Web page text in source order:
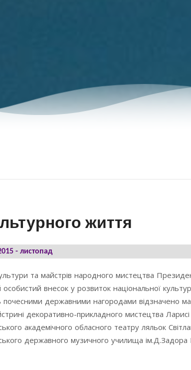
життя
- листопад
та майстрів народного мистецтва
внесок у розвиток національної
почесними державними нагородами відзначено
декоративно-прикладного мистецтва
академічного обласного театру ляльок
державного музичного училища ім.Д.Задора